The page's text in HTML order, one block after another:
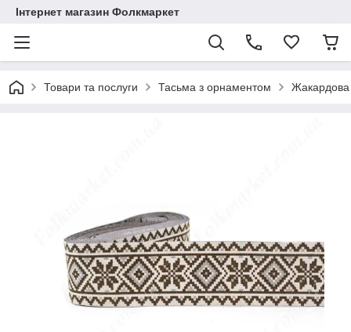
Інтернет магазин Фолкмаркет
Товари та послуги Тасьма з орнаментом Жакардова